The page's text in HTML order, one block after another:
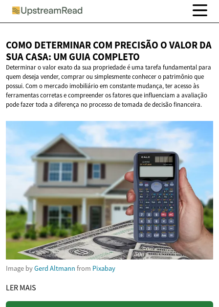
COMO DETERMINAR COM PRECISÃO O VALOR DA
SUA CASA: UM GUIA COMPLETO
Determinar o valor exato da sua propriedade é uma tarefa fundamental para
quem deseja vender, comprar ou simplesmente conhecer o patrimônio que
possui. Com o mercado imobiliário em constante mudança, ter acesso às
ferramentas corretas e compreender os fatores que influenciam a avaliação
pode fazer toda a diferença no processo de tomada de decisão financeira.
Image byGerd Altmann from Pixabay
LER MAIS